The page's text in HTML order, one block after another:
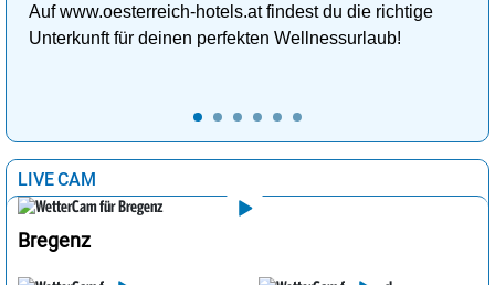
Auf www.oesterreich-hotels.at findest du die richtige
Unterkunft für deinen perfekten Wellnessurlaub!
LIVE CAM
Bregenz